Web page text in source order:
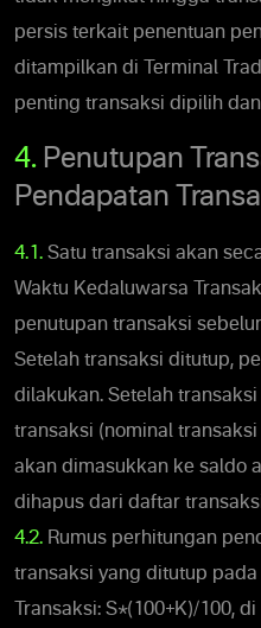
persis terkait penentuan
ditampilkan di Terminal
penting transaksi dipilih
4. Penutupan
Pendapatan
4.1. Satu transaksi akan
Waktu Kedaluwarsa
penutupan transaksi
Setelah transaksi ditutup,
dilakukan. Setelah
transaksi (nominal
akan dimasukkan ke saldo
dihapus dari daftar
4.2. Rumus perhitungan
transaksi yang ditutup
Transaksi: S*(100+K)/100,